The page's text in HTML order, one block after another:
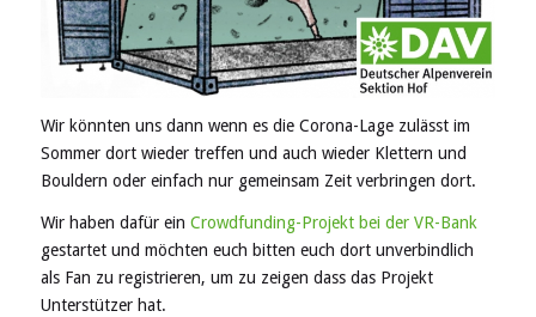
Wir könnten uns dann wenn es die Corona-Lage zulässt im
Sommer dort wieder treffen und auch wieder Klettern und
Bouldern oder einfach nur gemeinsam Zeit verbringen dort.
Wir haben dafür ein Crowdfunding-Projekt bei der VR-Bank
gestartet und möchten euch bitten euch dort unverbindlich
als Fan zu registrieren, um zu zeigen dass das Projekt
Unterstützer hat.